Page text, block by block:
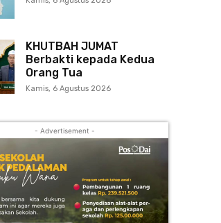
KHUTBAH JUMAT
Berbakti kepada Kedua
Orang Tua
Kamis, 6 Agustus 2026
- Advertisement -